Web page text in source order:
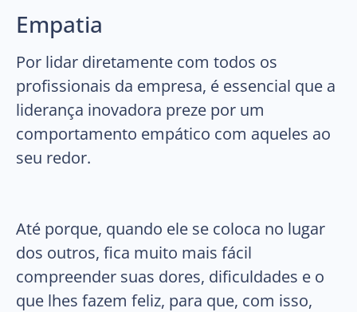
Empatia
Por lidar diretamente com todos os
profissionais da empresa, é essencial que a
liderança inovadora preze por um
comportamento empático com aqueles ao
seu redor.
Até porque, quando ele se coloca no lugar
dos outros, fica muito mais fácil
compreender suas dores, dificuldades e o
que lhes fazem feliz, para que, com isso,